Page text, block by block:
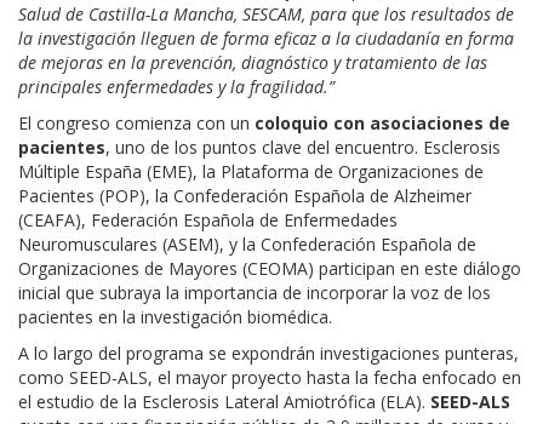
Salud de Castilla-La Mancha, SESCAM, para que los resultados de
la investigación lleguen de forma eficaz a la ciudadanía en forma
de mejoras en la prevención, diagnóstico y tratamiento de las
principales enfermedades y la fragilidad.”
El congreso comienza con un coloquio con asociaciones de
pacientes, uno de los puntos clave del encuentro. Esclerosis
Múltiple España (EME), la Plataforma de Organizaciones de
Pacientes (POP), la Confederación Española de Alzheimer
(CEAFA), Federación Española de Enfermedades
Neuromusculares (ASEM), y la Confederación Española de
Organizaciones de Mayores (CEOMA) participan en este diálogo
inicial que subraya la importancia de incorporar la voz de los
pacientes en la investigación biomédica.
A lo largo del programa se expondrán investigaciones punteras,
como SEED-ALS, el mayor proyecto hasta la fecha enfocado en
el estudio de la Esclerosis Lateral Amiotrófica (ELA). SEED-ALS